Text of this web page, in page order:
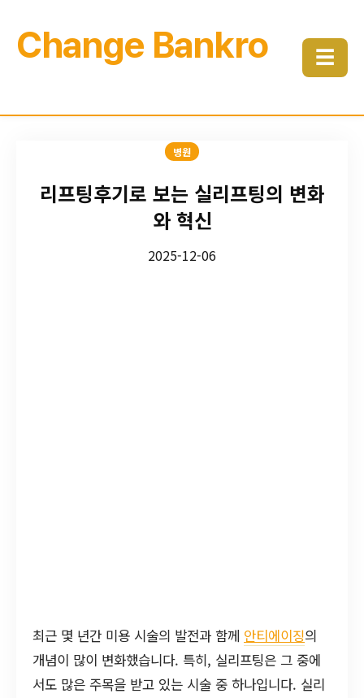
Change Bankro ☰
병원
리프팅후기로 보는 실리프팅의 변화
와 혁신
2025-12-06
최근 몇 년간 미용 시술의 발전과 함께 안티에이징의
개념이 많이 변화했습니다. 특히, 실리프팅은 그 중에
서도 많은 주목을 받고 있는 시술 중 하나입니다. 실리